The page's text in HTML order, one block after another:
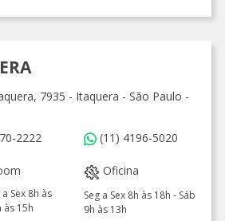
7935 - Itaquera - São Paulo -
2222
(11) 4196-5020
Sex 8h às
às 15h
Oficina
Seg a Sex 8h às 18h - Sáb
9h às 13h